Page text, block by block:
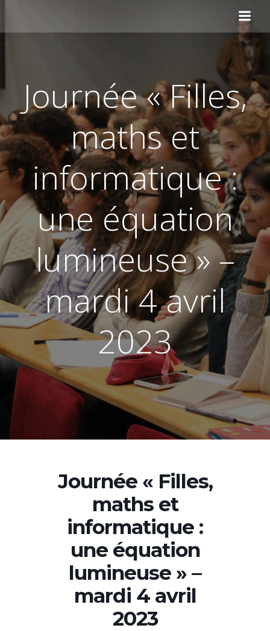
contenu
Journée « Filles,
maths et
informatique :
une équation
lumineuse » –
mardi 4 avril
2023
Journée « Filles,
maths et
informatique :
une équation
lumineuse » –
mardi 4 avril
2023